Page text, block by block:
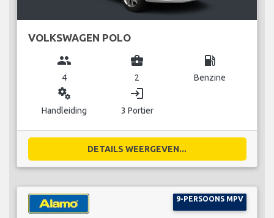
VOLKSWAGEN POLO
group
4
business_center
2
local_gas_station
Benzine
miscellaneous_services
Handleiding
login
3 Portier
DETAILS WEERGEVEN...
9-PERSOONS MPV